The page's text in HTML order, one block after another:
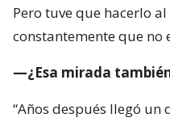
Pero tuve que hacerlo
constantemente que no
—¿Esa mirada
“Años después llegó un